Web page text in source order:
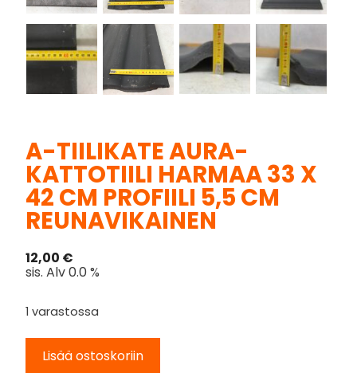
A-TIILIKATE AURA-
KATTOTIILI HARMAA 33 X
42 CM PROFIILI 5,5 CM
REUNAVIKAINEN
12,00 €
sis. Alv 0.0 %
1 varastossa
Lisää ostoskoriin